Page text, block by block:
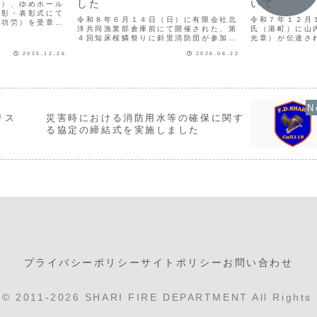
、ゆめホール
・表彰式にて
労）を受章さ
社会奉仕の精
2025.12.26
した
令和８年６月１４日（日）に有限会社北
洋共同漁業部倉庫前にて開催された、第
４回知床桜鱗祭りに斜里消防団が参加し
もらえるよう、本イベントに参加しパン
2026.06.22
いて
令和７年１２月
氏（港町）に山
光章）が伝達さ
ス
災害時における消防用水等の確保に関す
る協定の締結式を実施しました
プライバシーポリシーサイトポリシー お問い合わせ
2011-2026 SHARI FIRE DEPARTMENT All Rights